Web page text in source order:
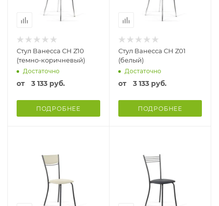
Стул Ванесса CH Z10
(темно-коричневый)
Достаточно
от 3 133 руб.
ПОДРОБНЕЕ
Стул Ванесса CH Z01
(белый)
Достаточно
от 3 133 руб.
ПОДРОБНЕЕ